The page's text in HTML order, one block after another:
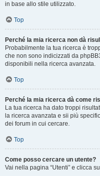
in base allo stile utilizzato.
Top
Perché la mia ricerca non dà
Probabilmente la tua ricerca è
che non sono indicizzati da
disponibili nella ricerca avanzata.
Top
Perché la mia ricerca dà come
La tua ricerca ha dato troppi
la ricerca avanzata e sii più
dei forum in cui cercare.
Top
Come posso cercare un utente?
Vai nella pagina “Utenti” e clicca